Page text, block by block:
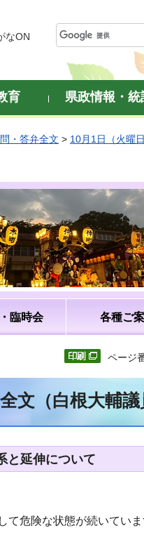
なON
育 県政情報・統
・答弁全文 > 10月1日（火曜日
臨時会 各種ご
ページ
文（白根大輔議
と延伸について
危険な状態が続いてい